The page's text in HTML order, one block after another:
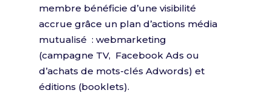
membre bénéficie d’une visibilité
accrue grâce un plan d’actions média
mutualisé : webmarketing
(campagne TV, Facebook Ads ou
d’achats de mots-clés Adwords) et
éditions (booklets).